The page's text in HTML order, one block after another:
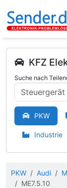
KFZ
Suche nach
PKW
Industrie
PKW Audi
ME7.5.10